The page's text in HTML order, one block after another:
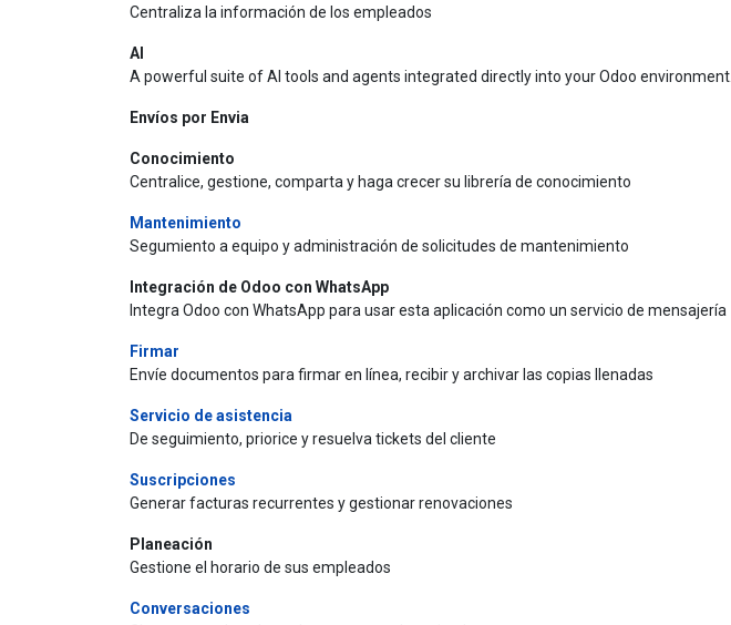
Centraliza la información de los empleados
AI
A powerful suite of AI tools and agents integrated directly into your Odoo environment.
Envíos por Envia
Conocimiento
Centralice, gestione, comparta y haga crecer su librería de conocimiento
Mantenimiento
Segumiento a equipo y administración de solicitudes de mantenimiento
Integración de Odoo con WhatsApp
Integra Odoo con WhatsApp para usar esta aplicación como un servicio de mensajería
Firmar
Envíe documentos para firmar en línea, recibir y archivar las copias llenadas
Servicio de asistencia
De seguimiento, priorice y resuelva tickets del cliente
Suscripciones
Generar facturas recurrentes y gestionar renovaciones
Planeación
Gestione el horario de sus empleados
Conversaciones